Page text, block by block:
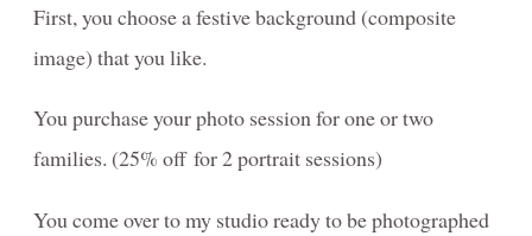
MATERNITY-photography-information
NEWBORN Photography Packages with digitals
Informations-photographie-de-GROSSESSE- NOUVEAU-NÉ
DOG Photography Packages / Forfaits de Photographie
First, you choose a festive background (composite
image) that you like.
You purchase your photo session for one or two
families. (25% off for 2 portrait sessions)
You come over to my studio ready to be photographed